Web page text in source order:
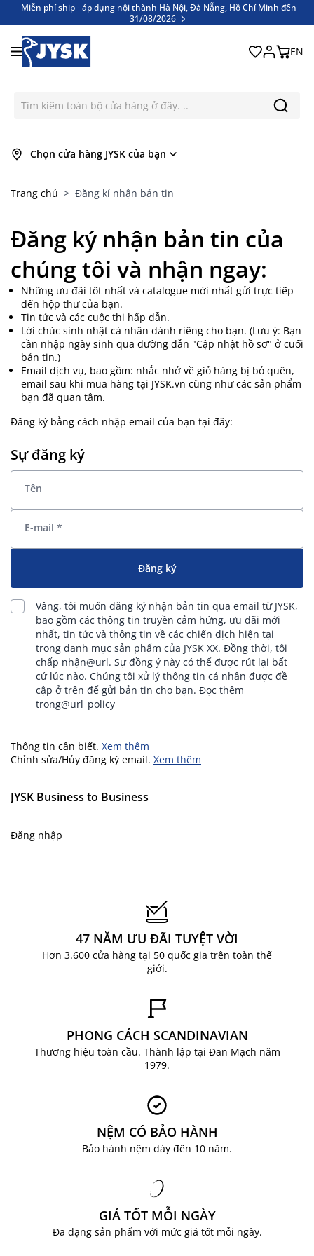
Miễn phí ship - áp dụng nội thành Hà Nội, Đà Nẵng, Hồ Chí Minh đến
31/08/2026
EN
Chọn cửa hàng JYSK của bạn
Trang chủ > Đăng kí nhận bản tin
JYSK Business to Business
Đăng nhập
Đăng ký nhận bản tin của
chúng tôi và nhận ngay:
Những ưu đãi tốt nhất và catalogue mới nhất gửi trực tiếp
đến hộp thư của bạn.
Tin tức và các cuộc thi hấp dẫn.
Lời chúc sinh nhật cá nhân dành riêng cho bạn. (Lưu ý: Bạn
cần nhập ngày sinh qua đường dẫn "Cập nhật hồ sơ" ở cuối
bản tin.)
Email dịch vụ, bao gồm: nhắc nhở về giỏ hàng bị bỏ quên,
email sau khi mua hàng tại JYSK.vn cũng như các sản phẩm
bạn đã quan tâm.
Đăng ký bằng cách nhập email của bạn tại đây:
Sự đăng ký
Tên
E-mail *
Đăng ký
Vâng, tôi muốn đăng ký nhận bản tin qua email từ JYSK,
bao gồm các thông tin truyền cảm hứng, ưu đãi mới
nhất, tin tức và thông tin về các chiến dịch hiện tại
trong danh mục sản phẩm của JYSK XX. Đồng thời, tôi
chấp nhận@url. Sự đồng ý này có thể được rút lại bất
cứ lúc nào. Chúng tôi xử lý thông tin cá nhân được đề
cập ở trên để gửi bản tin cho bạn. Đọc thêm
trong@url_policy
Thông tin cần biết. Xem thêm
Chỉnh sửa/Hủy đăng ký email. Xem thêm
47 NĂM ƯU ĐÃI TUYỆT VỜI
Hơn 3.600 cửa hàng tại 50 quốc gia trên toàn thế
giới.
PHONG CÁCH SCANDINAVIAN
Thương hiệu toàn cầu. Thành lập tại Đan Mạch năm
1979.
NỆM CÓ BẢO HÀNH
Bảo hành nệm dày đến 10 năm.
GIÁ TỐT MỖI NGÀY
Đa dạng sản phẩm với mức giá tốt mỗi ngày.